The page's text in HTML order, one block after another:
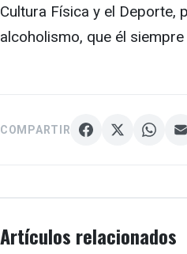
Cultura Física y el Deporte,
alcoholismo, que él siempre
COMPARTIR
Artículos relacionados